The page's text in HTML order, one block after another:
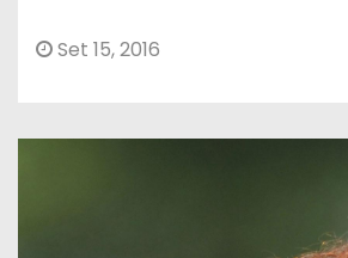
Set 15, 2016